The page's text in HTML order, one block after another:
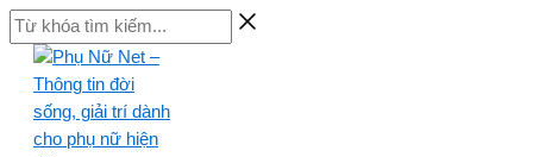
Skip
to
content
Từ
khóa
kiếm...